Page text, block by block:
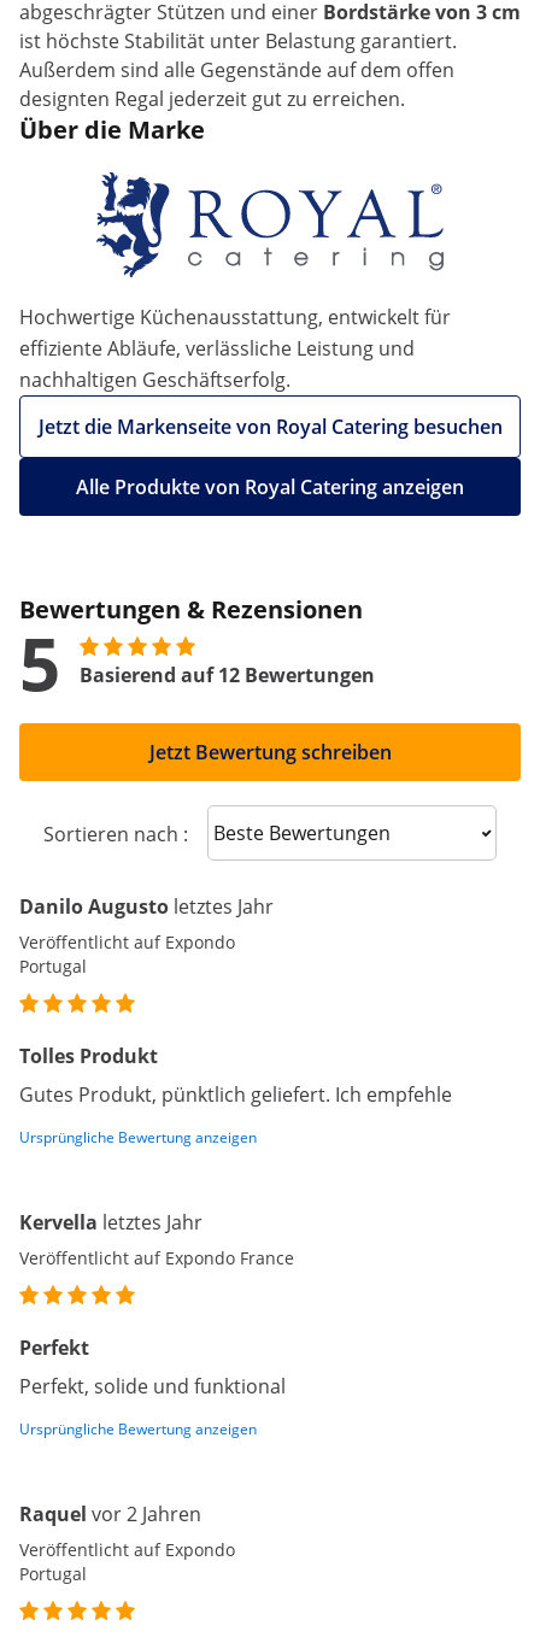
abgeschrägter Stützen und einer Bordstärke von 3 cm
ist höchste Stabilität unter Belastung garantiert.
Außerdem sind alle Gegenstände auf dem offen
designten Regal jederzeit gut zu erreichen.
Über die Marke
Hochwertige Küchenausstattung, entwickelt für
effiziente Abläufe, verlässliche Leistung und
nachhaltigen Geschäftserfolg.
Jetzt die Markenseite von Royal Catering besuchen
Alle Produkte von Royal Catering anzeigen
Bewertungen & Rezensionen
5 Basierend auf 12 Bewertungen
Jetzt Bewertung schreiben
Sortieren nach : Sort reviews
Danilo Augusto letztes Jahr
Veröffentlicht auf Expondo
Portugal
Tolles Produkt
Gutes Produkt, pünktlich geliefert. Ich empfehle
Ursprüngliche Bewertung anzeigen
Kervella letztes Jahr
Veröffentlicht auf Expondo France
Perfekt
Perfekt, solide und funktional
Ursprüngliche Bewertung anzeigen
Raquel vor 2 Jahren
Veröffentlicht auf Expondo
Portugal